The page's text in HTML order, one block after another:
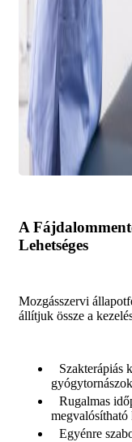
A
Lehetséges
Mozgásszervi
állítjuk össze a
Szakterápiás
Rugalmas
megvalósítható
Egyénre